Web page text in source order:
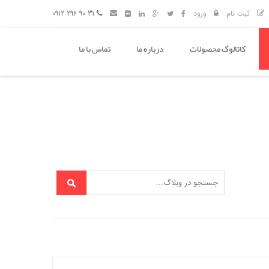
ثبت نام ورود
کاتالوگ محصولات درباره ما تماس با ما